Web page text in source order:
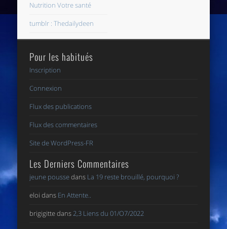
Nutrition Votre santé
tumblr : Thedailydeen
Pour les habitués
Inscription
Connexion
Flux des publications
Flux des commentaires
Site de WordPress-FR
Les Derniers Commentaires
jeune poussedans La 19 reste brouillé, pourquoi ?
eloi dans En Attente..
brigigittedans 2,3 Liens du 01/O7/2022